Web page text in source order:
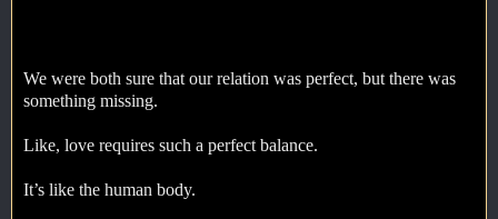
We were both sure that our relation was perfect, but there was
something missing.
Like, love requires such a perfect balance.
It’s like the human body.